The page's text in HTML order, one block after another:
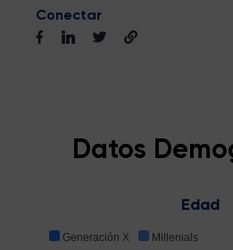
Conectar
Datos
Edad
Generación X Millenials